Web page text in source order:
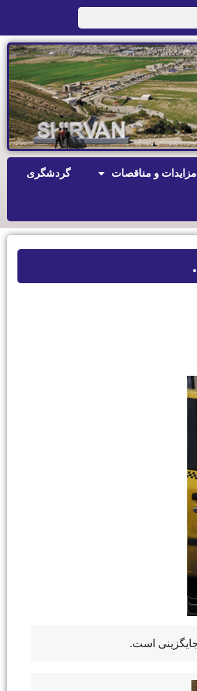
مزایدات و مناقصات گردشگری